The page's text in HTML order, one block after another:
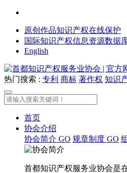
原创作品知识产权在线保护
国际知识产权信息资源数据
English
热门搜索 : 专利 商标 著作权 知识
首页
协会介绍
协会简介 GO 规章制度 GO
首都知识产权服务业协会是